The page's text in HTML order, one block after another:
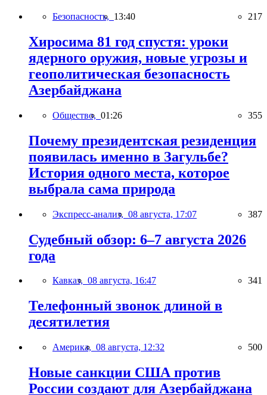
Безопасность, 13:40 217
Хиросима 81 год спустя: уроки
ядерного оружия, новые угрозы и
геополитическая безопасность
Азербайджана
Общество, 01:26 355
Почему президентская резиденция
появилась именно в Загульбе?
История одного места, которое
выбрала сама природа
Экспресс-анализ, 08 августа, 17:07 387
Судебный обзор: 6–7 августа 2026
года
Кавказ, 08 августа, 16:47 341
Телефонный звонок длиной в
десятилетия
Америка, 08 августа, 12:32 500
Новые санкции США против
России создают для Азербайджана